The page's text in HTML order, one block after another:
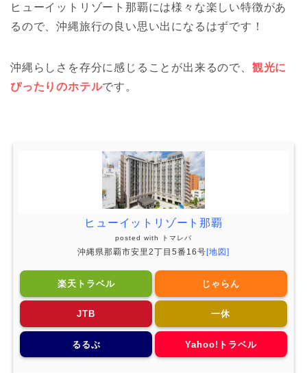
ヒューイットリゾート那覇には様々な楽しい特徴があ
るので、沖縄旅行の良い思い出になるはずです！
沖縄らしさを存分に感じることが出来るので、 観光に
ぴったりのホテルです。
ヒューイットリゾート那覇
posted with トマレバ
沖縄県那覇市安里2丁目5番16号 [地図]
楽天トラベル じゃらん
JTB 一休
るるぶ Yahoo!トラベル